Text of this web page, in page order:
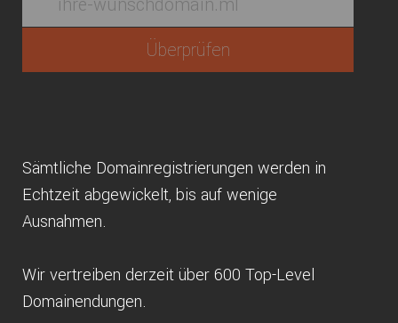
Sämtliche Domainregistrierungen werden in
Echtzeit abgewickelt, bis auf wenige
Ausnahmen.
Wir vertreiben derzeit über 600 Top-Level
Domainendungen.